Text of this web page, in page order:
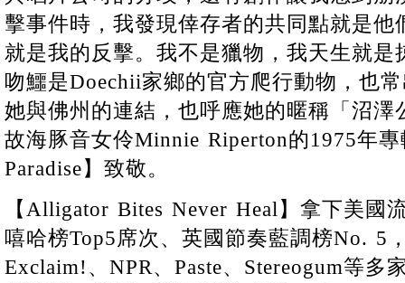
擊事件時，我發現倖存者的共同點就是
就是我的反擊。我不是獵物，我天生就
吻鱷是Doechii家鄉的官方爬行動物，也
她與佛州的連結，也呼應她的暱稱「沼澤
故海豚音女伶Minnie Riperton的1975年
Paradise】致敬。
【Alligator Bites Never Heal】拿下美國
嘻哈榜Top5席次、英國節奏藍調榜No. 5
Exclaim!、NPR、Paste、Stereogum等多